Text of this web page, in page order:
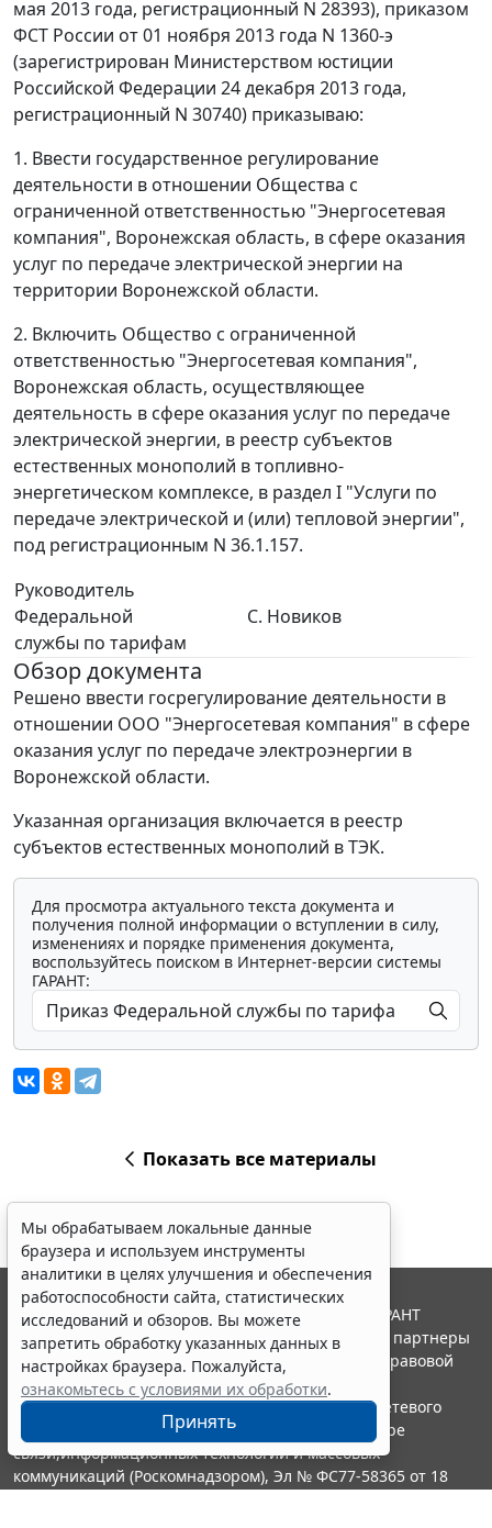
мая 2013 года, регистрационный N 28393), приказом
ФСТ России от 01 ноября 2013 года N 1360-э
(зарегистрирован Министерством юстиции
Российской Федерации 24 декабря 2013 года,
регистрационный N 30740) приказываю:
1. Ввести государственное регулирование
деятельности в отношении Общества с
ограниченной ответственностью "Энергосетевая
компания", Воронежская область, в сфере оказания
услуг по передаче электрической энергии на
территории Воронежской области.
2. Включить Общество с ограниченной
ответственностью "Энергосетевая компания",
Воронежская область, осуществляющее
деятельность в сфере оказания услуг по передаче
электрической энергии, в реестр субъектов
естественных монополий в топливно-
энергетическом комплексе, в раздел I "Услуги по
передаче электрической и (или) тепловой энергии",
под регистрационным N 36.1.157.
Руководитель
Федеральной
службы по тарифам
С. Новиков
Обзор документа
Решено ввести госрегулирование деятельности в
отношении ООО "Энергосетевая компания" в сфере
оказания услуг по передаче электроэнергии в
Воронежской области.
Указанная организация включается в реестр
субъектов естественных монополий в ТЭК.
Для просмотра актуального текста документа и
получения полной информации о вступлении в силу,
изменениях и порядке применения документа,
воспользуйтесь поиском в Интернет-версии системы
ГАРАНТ:
Показать все материалы
Мы обрабатываем локальные данные
браузера и используем инструменты
аналитики в целях улучшения и обеспечения
работоспособности сайта, статистических
исследований и обзоров. Вы можете
запретить обработку указанных данных в
настройках браузера. Пожалуйста,
ознакомьтесь с условиями их обработки.
Принять
© ООО "НПП "ГАРАНТ-СЕРВИС", 2026. Система ГАРАНТ
выпускается с 1990 года. Компания "Гарант" и ее партнеры
являются участниками Российской ассоциации правовой
информации ГАРАНТ.
Портал ГАРАНТ.РУ зарегистрирован в качестве сетевого
издания Федеральной службой по надзору в сфере
связи,информационных технологий и массовых
коммуникаций (Роскомнадзором), Эл № ФС77-58365 от 18